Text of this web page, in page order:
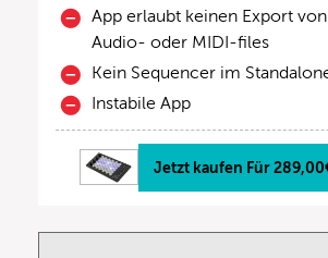
App erlaubt keinen Export
Audio- oder MIDI-files
Kein Sequencer im
Instabile App
Jetzt kaufen Für